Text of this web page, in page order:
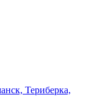
Териберка,